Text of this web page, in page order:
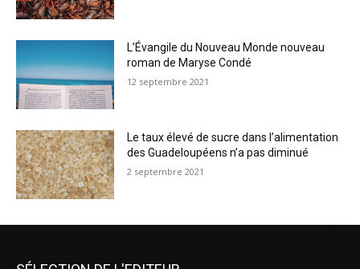
L’Évangile du Nouveau Monde nouveau
roman de Maryse Condé
12 septembre 2021
Le taux élevé de sucre dans l’alimentation
des Guadeloupéens n’a pas diminué
2 septembre 2021